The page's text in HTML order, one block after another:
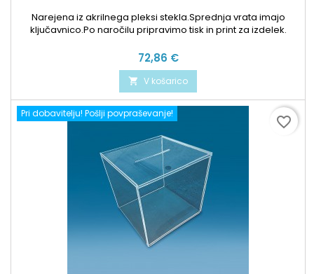
Narejena iz akrilnega pleksi stekla.Sprednja vrata imajo
ključavnico.Po naročilu pripravimo tisk in print za izdelek.
Cena
72,86 €
 V košarico
Pri dobavitelju! Pošlji povpraševanje!
favorite_border